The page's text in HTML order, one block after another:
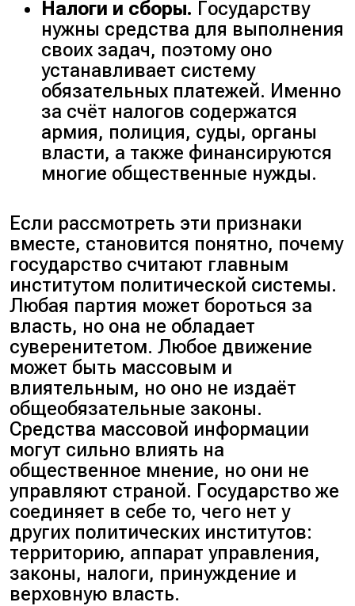
Налоги и сборы. Государству
нужны средства для выполнения
своих задач, поэтому оно
устанавливает систему
обязательных платежей. Именно
за счёт налогов содержатся
армия, полиция, суды, органы
власти, а также финансируются
многие общественные нужды.
Если рассмотреть эти признаки
вместе, становится понятно, почему
государство считают главным
институтом политической системы.
Любая партия может бороться за
власть, но она не обладает
суверенитетом. Любое движение
может быть массовым и
влиятельным, но оно не издаёт
общеобязательные законы.
Средства массовой информации
могут сильно влиять на
общественное мнение, но они не
управляют страной. Государство же
соединяет в себе то, чего нет у
других политических институтов:
территорию, аппарат управления,
законы, налоги, принуждение и
верховную власть.